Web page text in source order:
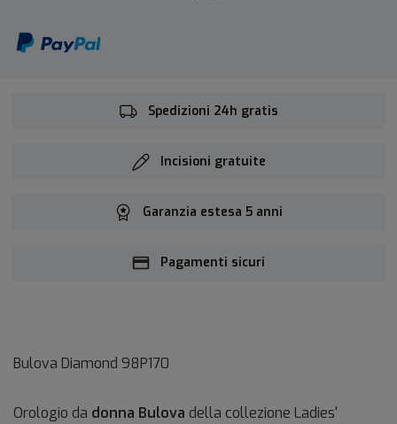
Spedizioni 24h gratis
Incisioni gratuite
Garanzia estesa 5 anni
Pagamenti sicuri
Bulova Diamond 98P170
Orologio da donna Bulova della collezione Ladies'